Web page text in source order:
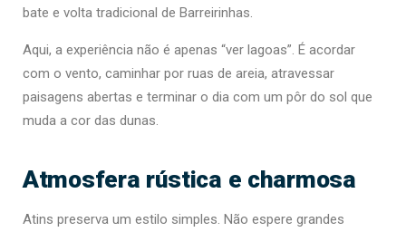
bate e volta tradicional de Barreirinhas.
Aqui, a experiência não é apenas “ver lagoas”. É acordar
com o vento, caminhar por ruas de areia, atravessar
paisagens abertas e terminar o dia com um pôr do sol que
muda a cor das dunas.
Atmosfera rústica e charmosa
Atins preserva um estilo simples. Não espere grandes